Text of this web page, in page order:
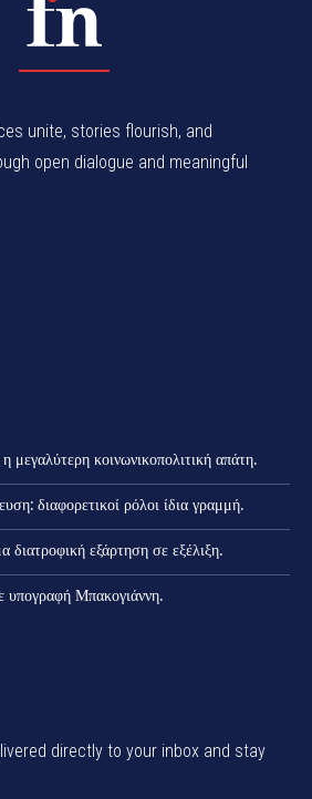
unite, stories flourish, and
open dialogue and meaningful
μεγαλύτερη κοινωνικοπολιτική απάτη.
διαφορετικοί ρόλοι ίδια γραμμή.
διατροφική εξάρτηση σε εξέλιξη.
υπογραφή Μπακογιάννη.
directly to your inbox and stay